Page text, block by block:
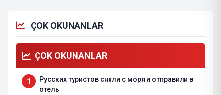
ÇOK OKUNANLAR
ÇOK OKUNANLAR
1
Русских туристов сняли с моря и отправили в
отель